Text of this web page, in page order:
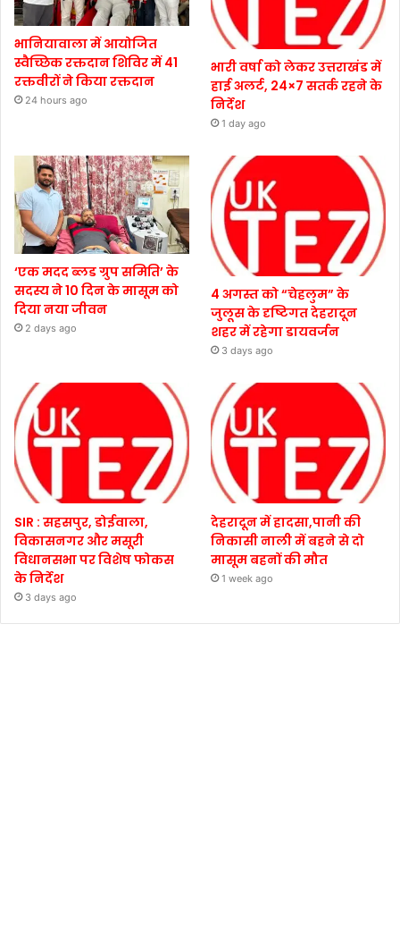
भानियावाला में आयोजित
स्वैच्छिक रक्तदान शिविर में 41
रक्तवीरों ने किया रक्तदान
24 hours ago
भारी वर्षा को लेकर उत्तराखंड में
हाई अलर्ट, 24×7 सतर्क रहने के
निर्देश
1 day ago
‘एक मदद ब्लड ग्रुप समिति’ के
सदस्य ने 10 दिन के मासूम को
दिया नया जीवन
2 days ago
4 अगस्त को “चेहलुम” के
जुलूस के दृष्टिगत देहरादून
शहर में रहेगा डायवर्जन
3 days ago
SIR : सहसपुर, डोईवाला,
विकासनगर और मसूरी
विधानसभा पर विशेष फोकस
के निर्देश
3 days ago
देहरादून में हादसा,पानी की
निकासी नाली में बहने से दो
मासूम बहनों की मौत
1 week ago